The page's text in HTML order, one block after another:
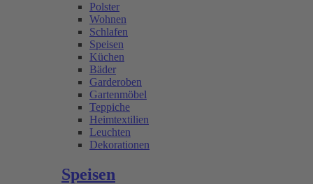
Polster
Wohnen
Schlafen
Speisen
Küchen
Bäder
Garderoben
Gartenmöbel
Teppiche
Heimtextilien
Leuchten
Dekorationen
Speisen